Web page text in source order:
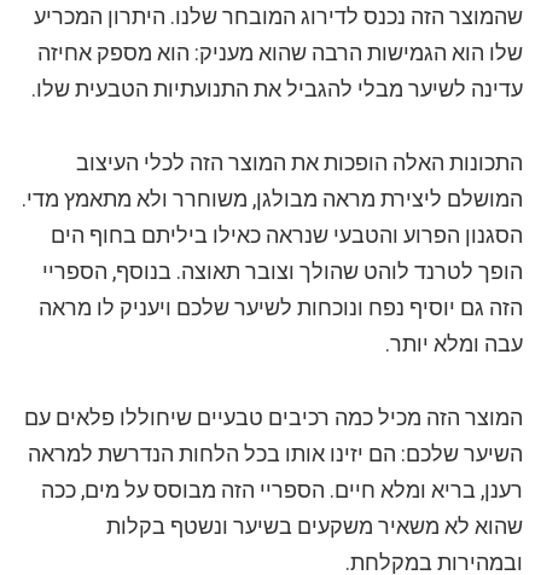
שהמוצר הזה נכנס לדירוג המובחר שלנו. היתרון המכריע
שלו הוא הגמישות הרבה שהוא מעניק: הוא מספק אחיזה
עדינה לשיער מבלי להגביל את התנועתיות הטבעית שלו.
התכונות האלה הופכות את המוצר הזה לכלי העיצוב
המושלם ליצירת מראה מבולגן, משוחרר ולא מתאמץ מדי.
הסגנון הפרוע והטבעי שנראה כאילו ביליתם בחוף הים
הופך לטרנד לוהט שהולך וצובר תאוצה. בנוסף, הספריי
הזה גם יוסיף נפח ונוכחות לשיער שלכם ויעניק לו מראה
עבה ומלא יותר.
המוצר הזה מכיל כמה רכיבים טבעיים שיחוללו פלאים עם
השיער שלכם: הם יזינו אותו בכל הלחות הנדרשת למראה
רענן, בריא ומלא חיים. הספריי הזה מבוסס על מים, ככה
שהוא לא משאיר משקעים בשיער ונשטף בקלות
ובמהירות במקלחת.